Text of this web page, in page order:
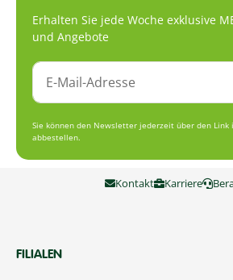
Erhalten Sie jede Woche exklusive
und Angebote
Sie können den Newsletter jederzeit über den
abbestellen.
Kontakt Karriere
FILIALEN